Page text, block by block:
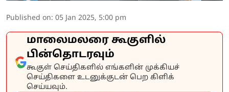
Published on: 05 Jan 2025, 5:00 pm
மாலைமலரை கூகுளில்
பின்தொடரவும்
கூகுள் செய்திகளில் எங்களின் முக்கியச்
செய்திகளை உடனுக்குடன் பெற கிளிக்
செய்யவும்.